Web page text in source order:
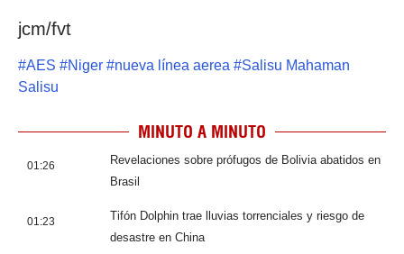
jcm/fvt
#AES #Niger #nueva línea aerea #Salisu Mahaman
Salisu
MINUTO A MINUTO
01:26
Revelaciones sobre prófugos de Bolivia abatidos en
Brasil
01:23
Tifón Dolphin trae lluvias torrenciales y riesgo de
desastre en China